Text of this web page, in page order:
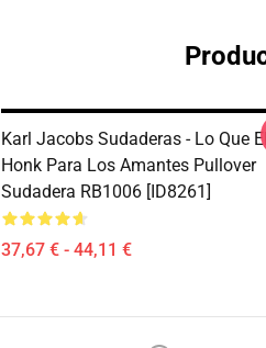
Karl Jacobs Sudaderas - Lo Que
Honk Para Los Amantes Pullover
Sudadera RB1006 [ID8261]
37,67 € - 44,11 €